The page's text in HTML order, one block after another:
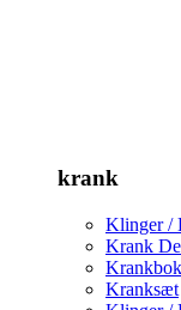
krank
Klinger /
Krank
Kranksæt